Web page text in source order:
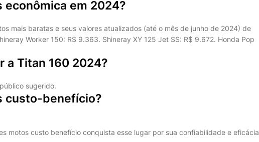
econômica em 2024?
mais baratas e seus valores atualizados (até o mês de junho de 2024) de
Worker 150: R$ 9.363. Shineray XY 125 Jet SS: R$ 9.672. Honda Pop
a Titan 160 2024?
sugerido.
custo-benefício?
motos custo benefício conquista esse lugar por sua confiabilidade e eficácia